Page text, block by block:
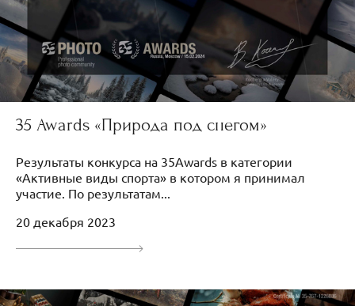
35 Awards «Природа под снегом»
Результаты конкурса на 35Awards в категории
«Активные виды спорта» в котором я принимал
участие. По результатам...
20 декабря 2023